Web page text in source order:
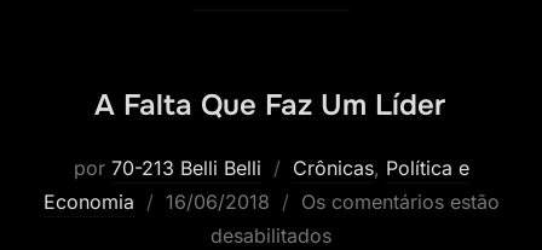
A Falta Que Faz Um Líder
por 70-213 Belli Belli Crônicas, Política e
Economia
Postado
16/06/2018
Os comentários estão
desabilitados